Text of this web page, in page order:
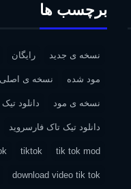
برچسب ها
نسخه ی جدید رایگان
مود شده نسخه ی اصلی
نسخه ی مود دانلود
دانلود تیک تاک فارسروید
tik tok mod
tiktok
download video tik tok